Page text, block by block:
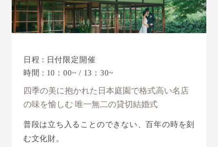
日程 : 日付限定開催
時間 : 10：00~ / 13：30~
四季の美に抱かれた日本庭園で格式高い名店
の味を愉しむ 唯一無二の貸切結婚式
普段は立ち入ることのできない、百年の時を刻
む文化財。